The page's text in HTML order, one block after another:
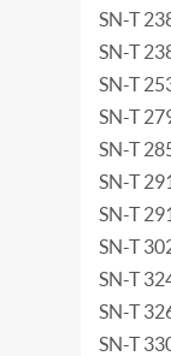
SN-T
SN-T
SN-T
SN-T
SN-T
SN-T
SN-T
SN-T
SN-T
SN-T
SN-T